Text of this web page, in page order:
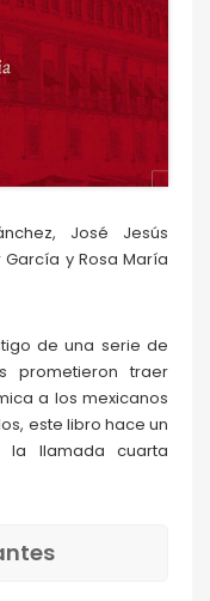
José Jesús
García y Rosa María
de una serie de
prometieron traer
a los mexicanos
este libro hace un
la llamada cuarta